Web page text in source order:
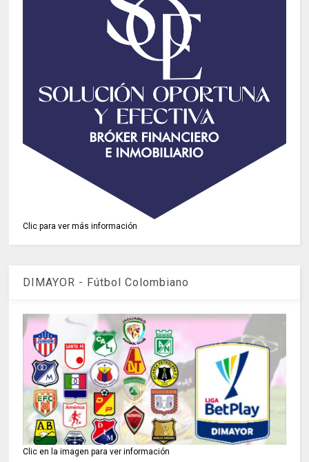
Clic para ver más información
DIMAYOR - Fútbol Colombiano
Clic en la imagen para ver información